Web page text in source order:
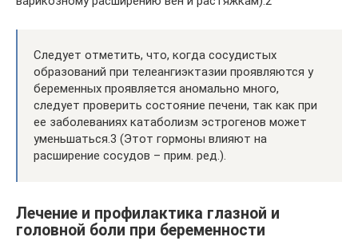
Следует отметить, что, когда сосудистых
образований при телеангиэктазии проявляются у
беременных проявляется аномально много,
следует проверить состояние печени, так как при
ее заболеваниях катаболизм эстрогенов может
уменьшаться.3 (Этот гормоны влияют на
расширение сосудов – прим. ред.).
Лечение и профилактика глазной и
головной боли при беременности